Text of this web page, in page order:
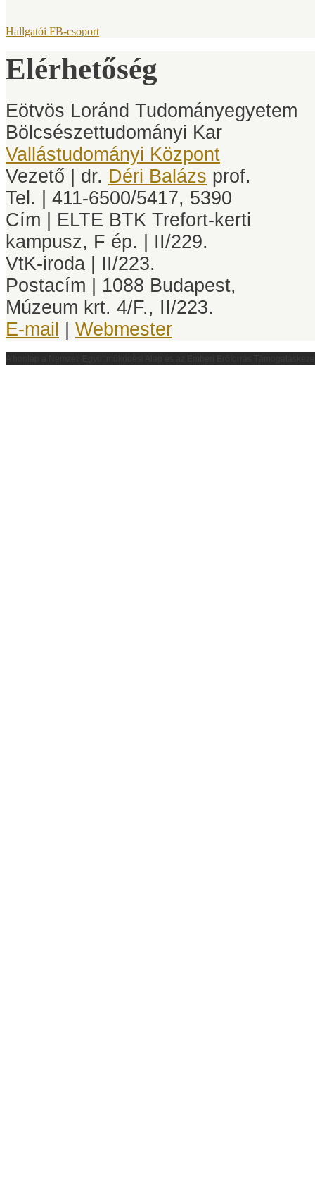
Hallgatói FB-csoport
Elérhetőség
Eötvös Loránd Tudományegyetem
Bölcsészettudományi Kar
Vallástudományi Központ
Vezető | dr. Déri Balázs prof.
Tel. | 411-6500/5417, 5390
Cím | ELTE BTK Trefort-kerti
kampusz, F ép. | II/229.
VtK-iroda | II/223.
Postacím | 1088 Budapest,
Múzeum krt. 4/F., II/223.
E-mail
Webmester